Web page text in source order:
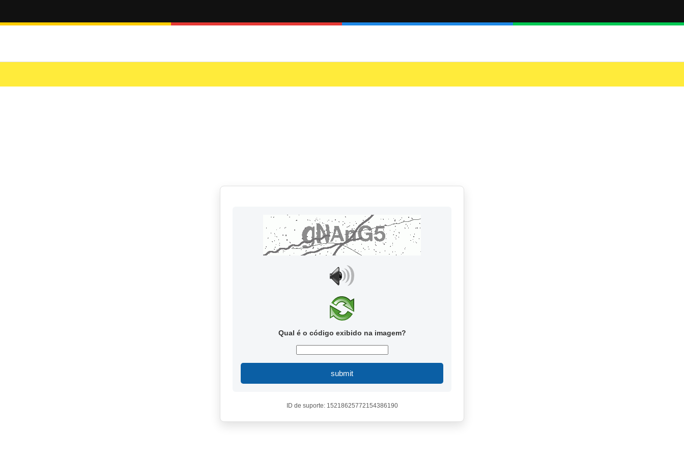
Qual é o código exibido na imagem?
submit
ID de suporte: 15218625772154386190